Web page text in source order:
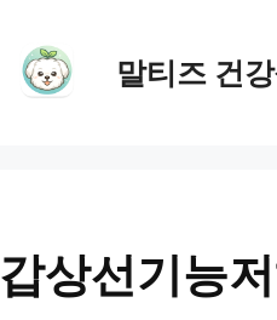
말티즈 건
갑상선기능